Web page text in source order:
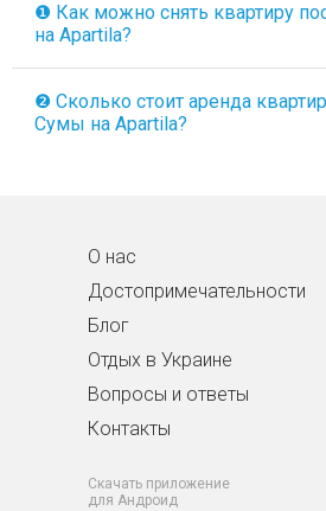
❶ Как можно снять квартиру
на Apartila?
❷ Сколько стоит аренда
Сумы на Apartila?
О нас
Достопримечательности
Блог
Отдых в Украине
Вопросы и ответы
Контакты
Скачать приложение
для Андроид